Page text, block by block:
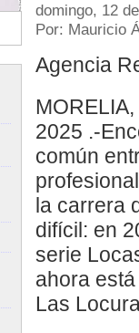
domingo, 12
Por: Mauricio
Agencia
2025 .-
común
la carrera
difícil: en
serie
ahora
Las